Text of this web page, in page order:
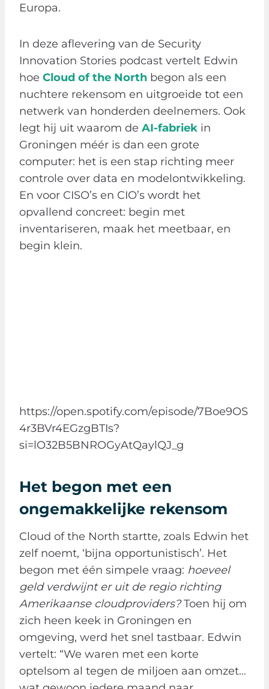
Europa.
In deze aflevering van de Security
Innovation Stories podcast vertelt Edwin
hoe Cloud of the North begon als een
nuchtere rekensom en uitgroeide tot een
netwerk van honderden deelnemers. Ook
legt hij uit waarom de AI-fabriek in
Groningen méér is dan een grote
computer: het is een stap richting meer
controle over data en modelontwikkeling.
En voor CISO’s en CIO’s wordt het
opvallend concreet: begin met
inventariseren, maak het meetbaar, en
begin klein.
https://open.spotify.com/episode/7Boe9OS
4r3BVr4EGzgBTIs?
si=lO32B5BNROGyAtQaylQJ_g
Het begon met een
ongemakkelijke rekensom
Cloud of the North startte, zoals Edwin het
zelf noemt, ‘bijna opportunistisch’. Het
begon met één simpele vraag: hoeveel
geld verdwijnt er uit de regio richting
Amerikaanse cloudproviders?Toen hij om
zich heen keek in Groningen en
omgeving, werd het snel tastbaar. Edwin
vertelt: “We waren met een korte
optelsom al tegen de miljoen aan omzet…